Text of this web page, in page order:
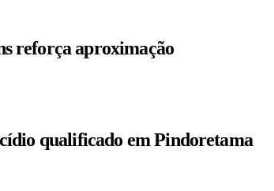
reforça aproximação
qualificado em Pindoretama